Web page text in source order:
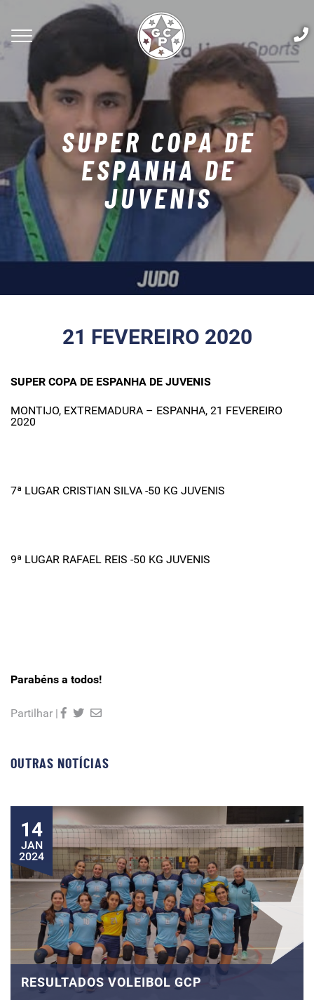
SUPER COPA DE
ESPANHA DE
JUVENIS
21 FEVEREIRO 2020
SUPER COPA DE ESPANHA DE JUVENIS
MONTIJO, EXTREMADURA – ESPANHA, 21 FEVEREIRO
2020
7ª LUGAR CRISTIAN SILVA -50 KG JUVENIS
9ª LUGAR RAFAEL REIS -50 KG JUVENIS
Parabéns a todos!
Partilhar |
OUTRAS NOTÍCIAS
14
JAN
2024
RESULTADOS VOLEIBOL GCP